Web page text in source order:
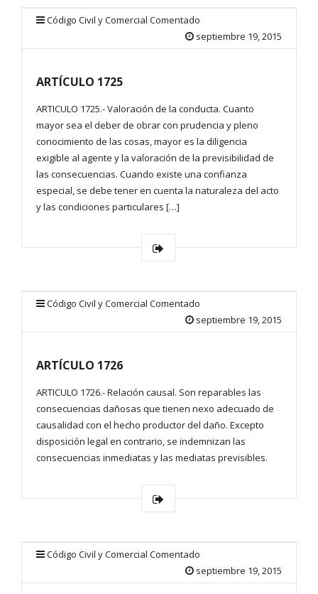
Código Civil y Comercial Comentado
septiembre 19, 2015
ARTÍCULO 1725
ARTICULO 1725.- Valoración de la conducta. Cuanto
mayor sea el deber de obrar con prudencia y pleno
conocimiento de las cosas, mayor es la diligencia
exigible al agente y la valoración de la previsibilidad de
las consecuencias. Cuando existe una confianza
especial, se debe tener en cuenta la naturaleza del acto
y las condiciones particulares […]
Código Civil y Comercial Comentado
septiembre 19, 2015
ARTÍCULO 1726
ARTICULO 1726.- Relación causal. Son reparables las
consecuencias dañosas que tienen nexo adecuado de
causalidad con el hecho productor del daño. Excepto
disposición legal en contrario, se indemnizan las
consecuencias inmediatas y las mediatas previsibles.
Código Civil y Comercial Comentado
septiembre 19, 2015